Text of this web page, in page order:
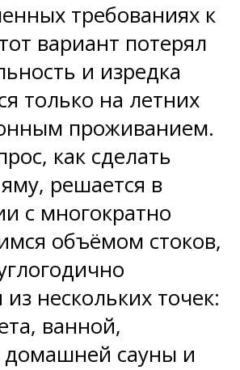
требованиях к
вариант потерял
и изредка
только на летних
проживанием.
как сделать
решается в
с многократно
объёмом стоков,
нескольких точек:
ванной,
домашней сауны и